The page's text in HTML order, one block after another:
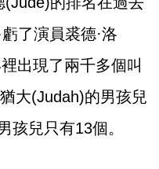
了演員裘德·洛
出現了兩千多個叫
大(Judah)的男孩兒
兒只有13個。